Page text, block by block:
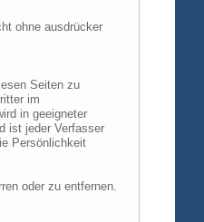
ohne ausdrücker
Seiten zu
im
in geeigneter
ist jeder Verfasser
Persönlichkeit
oder zu entfernen.